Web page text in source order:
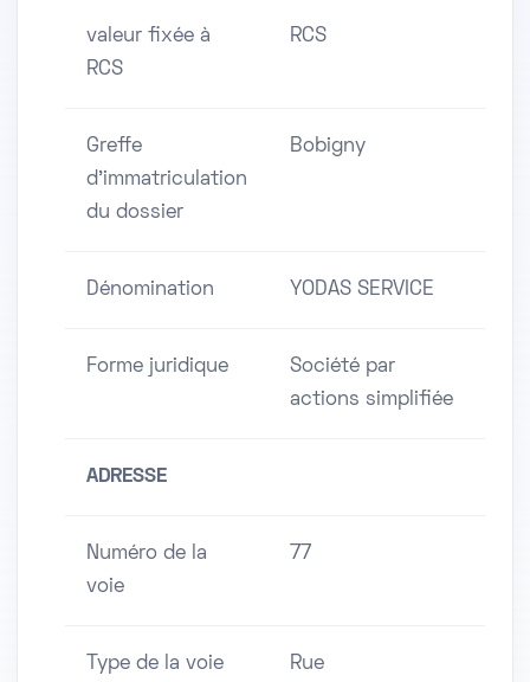
valeur fixée à
RCS
RCS
Greffe
d'immatriculation
du dossier
Bobigny
Dénomination YODAS SERVICE
Forme juridique
Société par
actions simplifiée
ADRESSE
Numéro de la
voie
77
Type de la voie Rue